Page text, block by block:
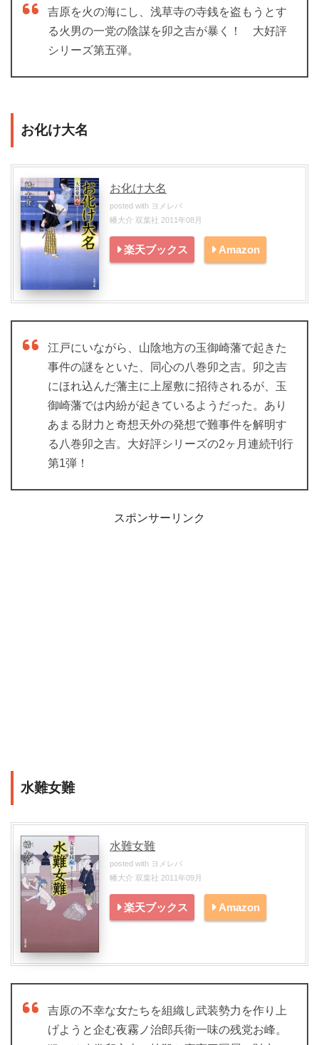
吉原を火の海にし、浅草寺の寺銭を盗もうとす
る火男の一党の陰謀を卯之吉が暴く！ 大好評
シリーズ第五弾。
お化け大名
お化け大名
posted with ヨメレバ
幡大介 双葉社 2011年08月
楽天ブックス Amazon
江戸にいながら、山陰地方の玉御崎藩で起きた
事件の謎をといた、同心の八巻卯之吉。卯之吉
にほれ込んだ藩主に上屋敷に招待されるが、玉
御崎藩では内紛が起きているようだった。あり
あまる財力と奇想天外の発想で難事件を解明す
る八巻卯之吉。大好評シリーズの2ヶ月連続刊行
第1弾！
スポンサーリンク
水難女難
水難女難
posted with ヨメレバ
幡大介 双葉社 2011年09月
楽天ブックス Amazon
吉原の不幸な女たちを組織し武装勢力を作り上
げようと企む夜霧ノ治郎兵衛一味の残党お峰。